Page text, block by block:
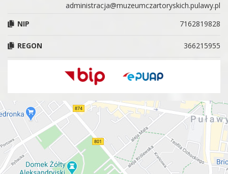
administracja@muzeumczartoryskich.pulawy.pl
NIP
7162819828
REGON 366215955